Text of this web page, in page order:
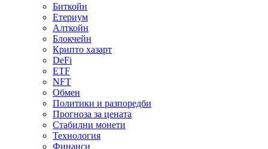
Биткойн
Етериум
Алткойн
Блокчейн
Крипто хазарт
DeFi
ETF
NFT
Обмен
Политики и разпоредби
Прогноза за цената
Стабилни монети
Технология
Финанси